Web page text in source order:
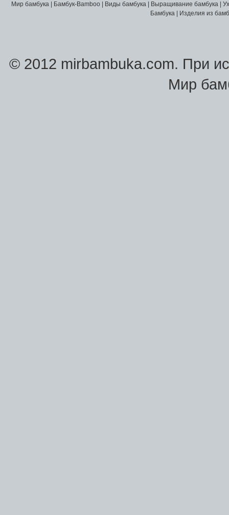
Мир бамбука Бамбук-Bamboo Виды бамбука Выращивание бамбука
Бамбука
Изделия из
© 2012 mirbambuka.com. При
Мир